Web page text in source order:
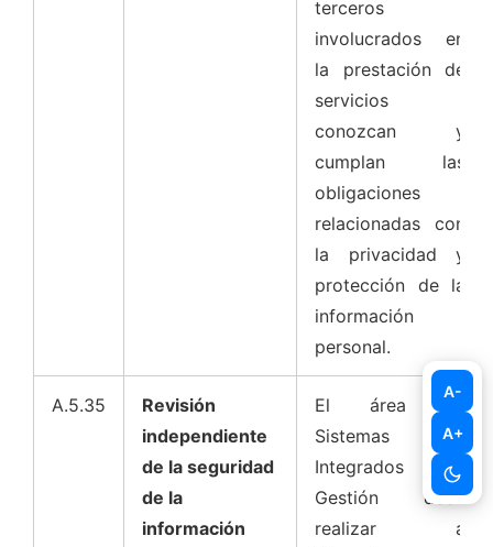
terceros
involucrados en
la prestación de
servicios
conozcan y
cumplan las
obligaciones
relacionadas con
la privacidad y
protección de la
información
personal.
A.5.35
Revisión
independiente
de la seguridad
de la
información
El área de
Sistemas
Integrados de
Gestión debe
realizar a
A-
A+